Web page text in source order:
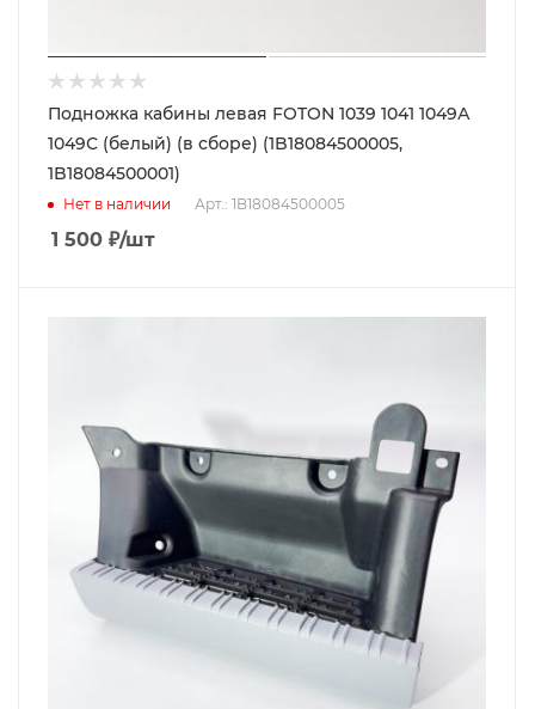
Подножка кабины левая FOTON 1039 1041 1049А
1049С (белый) (в сборе) (1B18084500005,
1B18084500001)
Нет в наличии Арт.: 1B18084500005
1 500 ₽/шт